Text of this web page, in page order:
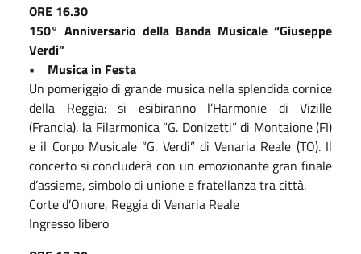
ORE 16.30
150° Anniversario della Banda Musicale “Giuseppe
Verdi”
• Musica in Festa
Un pomeriggio di grande musica nella splendida cornice
della Reggia: si esibiranno l’Harmonie di Vizille
(Francia), la Filarmonica “G. Donizetti” di Montaione (FI)
e il Corpo Musicale “G. Verdi” di Venaria Reale (TO). Il
concerto si concluderà con un emozionante gran finale
d’assieme, simbolo di unione e fratellanza tra città.
Corte d’Onore, Reggia di Venaria Reale
Ingresso libero